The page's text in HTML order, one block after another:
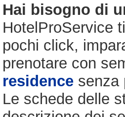
Hai bisogno di
HotelProService
pochi click,
prenotare con
residence senza
Le schede delle